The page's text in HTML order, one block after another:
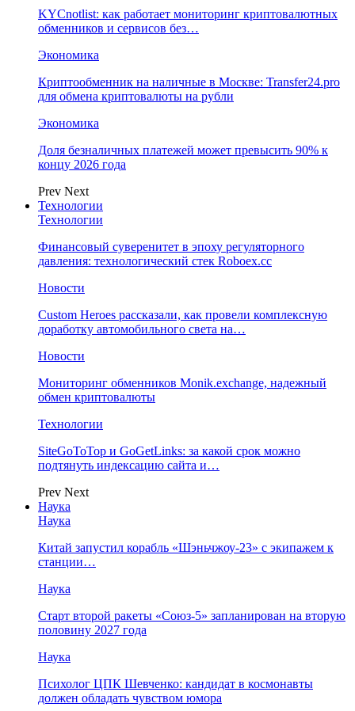
KYCnotlist: как работает мониторинг криптовалютных
обменников и сервисов без…
Экономика
Криптообменник на наличные в Москве: Transfer24.pro
для обмена криптовалюты на рубли
Экономика
Доля безналичных платежей может превысить 90% к
концу 2026 года
Prev Next
Технологии
Технологии
Финансовый суверенитет в эпоху регуляторного
давления: технологический стек Roboex.cc
Новости
Custom Heroes рассказали, как провели комплексную
доработку автомобильного света на…
Новости
Мониторинг обменников Monik.exchange, надежный
обмен криптовалюты
Технологии
SiteGoToTop и GoGetLinks: за какой срок можно
подтянуть индексацию сайта и…
Prev Next
Наука
Наука
Китай запустил корабль «Шэньчжоу-23» с экипажем к
станции…
Наука
Старт второй ракеты «Союз-5» запланирован на вторую
половину 2027 года
Наука
Психолог ЦПК Шевченко: кандидат в космонавты
должен обладать чувством юмора